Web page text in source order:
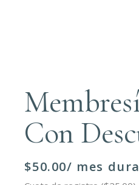
Con
$50.00/ mes